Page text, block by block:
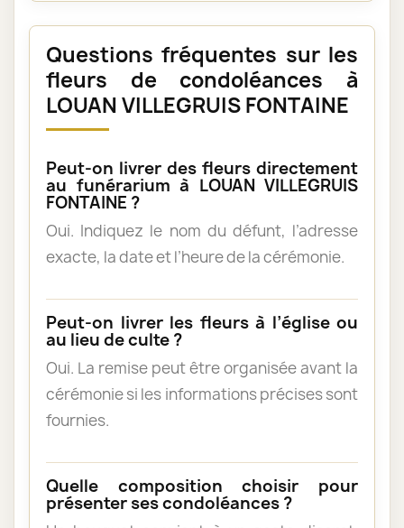
Questions fréquentes sur les
fleurs de condoléances à
LOUAN VILLEGRUIS FONTAINE
Peut-on livrer des fleurs directement
au funérarium à LOUAN VILLEGRUIS
FONTAINE ?
Oui. Indiquez le nom du défunt, l’adresse
exacte, la date et l’heure de la cérémonie.
Peut-on livrer les fleurs à l’église ou
au lieu de culte ?
Oui. La remise peut être organisée avant la
cérémonie si les informations précises sont
fournies.
Quelle composition choisir pour
présenter ses condoléances ?